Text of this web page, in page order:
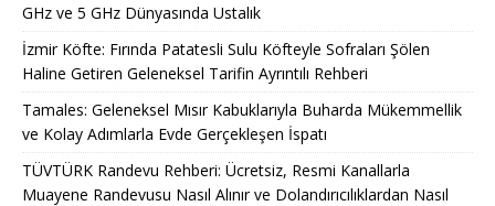
GHz ve 5 GHz Dünyasında Ustalık
İzmir Köfte: Fırında Patatesli Sulu Köfteyle Sofraları Şölen
Haline Getiren Geleneksel Tarifin Ayrıntılı Rehberi
Tamales: Geleneksel Mısır Kabuklarıyla Buharda Mükemmellik
ve Kolay Adımlarla Evde Gerçekleşen İspatı
TÜVTÜRK Randevu Rehberi: Ücretsiz, Resmi Kanallarla
Muayene Randevusu Nasıl Alınır ve Dolandırıcılıklardan Nasıl